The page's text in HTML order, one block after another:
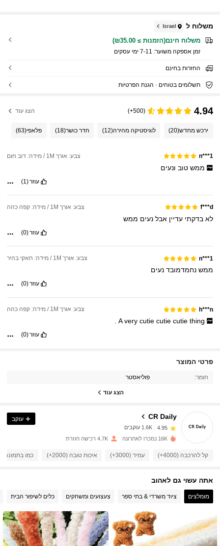
משלוח ל Israel
משלוח חינם(הזמנות ≥ ₪35.00)
זמן אספקה ​​משוער: 7-11 ימי עסקים
החזרות בחינם
תשלומים בטוחים · הגנת הפרטיות
4.94
(500+) הצג עוד
ירכש מחדש(20) לוגיסטיקה מהירה(12) חדר כושר(18) פלאפי(63)
n***1 צבע: אורך 1M / מידה: דוב חום
ממש טוב ונעים
עוזר(1)
f***d צבע: אורך 1M / מידה: קפה כהה
לאבדקתיעדייןאבלנעים ממש
עוזר(0)
n***1 צבע: אורך 1M / מידה: חאקי בהיר
ממשנחמדמובדנעים
עוזר(0)
h***n צבע: אורך 1M / מידה: קפה כהה
Averycutiecutiecutiething
.
עוזר(0)
פרטי המוצר
חומר: פוליאסטר
הצג עוד
CR Daily
4.95 1.6K עוקבים
4.95 1.6K עוקבים
4.95 1.6K עוקבים
עוקב
16K נמכרו לאחרונה 4.7K רכישה חוזרת
קל להרכבה (4000+) עמיד (3000+) איכות טובה (2000+) כמו בתמונה (1000+)
אתה עשוי גם לאהוב
מומלצים ציוד משרדי & בתי ספר צעצועים ומשחקים כלים לשיפור הבית